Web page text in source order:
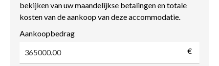
bekijken van uw maandelijkse betalingen en totale
kosten van de aankoop van deze accommodatie.
Aankoopbedrag
€